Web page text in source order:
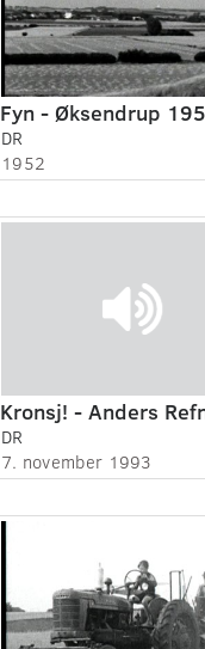
DR
1952
Kronsj! - Anders
DR
7. november 1993